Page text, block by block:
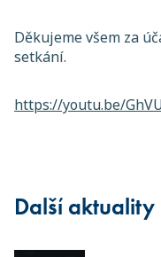
Děkujeme všem za
setkání.
https://youtu.be/
Další aktuality